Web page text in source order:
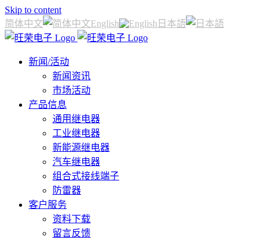
Skip to content
简体中文
English 日本語
新闻/活动
新闻资讯
市场活动
产品信息
通用继电器
工业继电器
新能源继电器
汽车继电器
组合式接线端子
防雷器
客户服务
资料下载
留言反馈